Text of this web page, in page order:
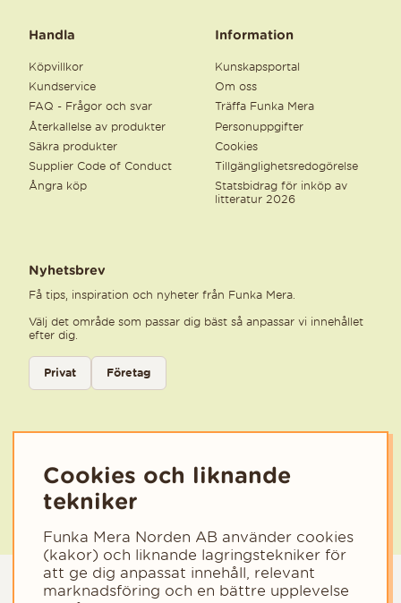
Handla
Köpvillkor
Kundservice
FAQ - Frågor och svar
Återkallelse av produkter
Säkra produkter
Supplier Code of Conduct
Ångra köp
Information
Kunskapsportal
Om oss
Träffa Funka Mera
Personuppgifter
Cookies
Tillgänglighetsredogörelse
Statsbidrag för inköp av
litteratur 2026
Nyhetsbrev
Få tips, inspiration och nyheter från Funka Mera.
Välj det område som passar dig bäst så anpassar vi innehållet
efter dig.
Välj kategori för nyhetsbrev
Privat
Företag
Cookies och liknande
tekniker
Funka Mera Norden AB använder cookies
(kakor) och liknande lagringstekniker för
att ge dig anpassat innehåll, relevant
marknadsföring och en bättre upplevelse